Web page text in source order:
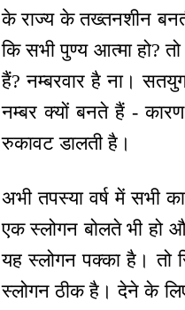
के राज्य के तख्तनशीन
कि सभी पुण्य आत्मा हो?
हैं? नम्बरवार है ना।
नम्बर क्यों बनते हैं -
रुकावट डालती है।
अभी तपस्या वर्ष में सभी
एक स्लोगन बोलते भी
यह स्लोगन पक्का है। तो
स्लोगन ठीक है। देने के